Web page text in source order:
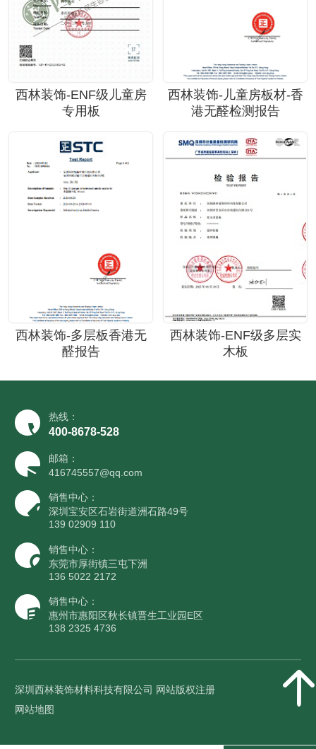
西林装饰-ENF级儿童房
专用板
西林装饰-儿童房板材-香
港无醛检测报告
西林装饰-多层板香港无
醛报告
西林装饰-ENF级多层实
木板
热线：
400-8678-528
邮箱：
416745557@qq.com
销售中心：
深圳宝安区石岩街道洲石路49号
139 02909 110
销售中心：
东莞市厚街镇三屯下洲
136 5022 2172
销售中心：
惠州市惠阳区秋长镇晋生工业园E区
138 2325 4736
深圳西林装饰材料科技有限公司 网站版权注册
网站地图